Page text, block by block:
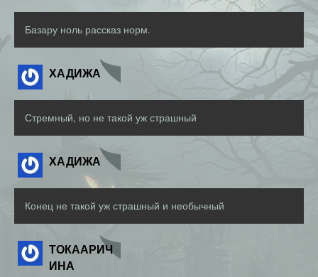
Базару ноль рассказ норм.
ХАДИЖА
Стремный, но не такой уж страшный
ХАДИЖА
Конец не такой уж страшный и необычный
ТОКААРИЧ
ИНА